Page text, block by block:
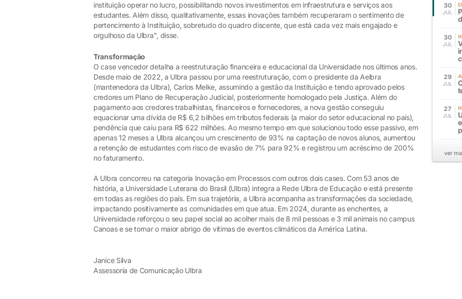
instituição operar no lucro, possibilitando novos investimentos em infraestrutura e serviços aos
estudantes. Além disso, qualitativamente, essas inovações também recuperaram o sentimento de
pertencimento à Instituição, sobretudo do quadro discente, que está cada vez mais engajado e
orgulhoso da Ulbra", disse.
Transformação
O case vencedor detalha a reestruturação financeira e educacional da Universidade nos últimos anos.
Desde maio de 2022, a Ulbra passou por uma reestruturação, com o presidente da Aelbra
(mantenedora da Ulbra), Carlos Melke, assumindo a gestão da Instituição e tendo aprovado pelos
credores um Plano de Recuperação Judicial, posteriormente homologado pela Justiça. Além do
pagamento aos credores trabalhistas, financeiros e fornecedores, a nova gestão conseguiu
equacionar uma dívida de R$ 6,2 bilhões em tributos federais (a maior do setor educacional no país),
pendência que caiu para R$ 622 milhões. Ao mesmo tempo em que solucionou todo esse passivo, em
apenas 12 meses a Ulbra alcançou um crescimento de 93% na captação de novos alunos, aumentou
a retenção de estudantes com risco de evasão de 7% para 92% e registrou um acréscimo de 200%
no faturamento.
A Ulbra concorreu na categoria Inovação em Processos com outros dois cases. Com 53 anos de
história, a Universidade Luterana do Brasil (Ulbra) integra a Rede Ulbra de Educação e está presente
em todas as regiões do país. Em sua trajetória, a Ulbra acompanha as transformações da sociedade,
impactando positivamente as comunidades em que atua. Em 2024, durante as enchentes, a
Universidade reforçou o seu papel social ao acolher mais de 8 mil pessoas e 3 mil animais no campus
Canoas e se tornar o maior abrigo de vítimas de eventos climáticos da América Latina.
Janice Silva
Assessoria de Comunicação Ulbra
30
JUL
30
JUL
29
JUL
27
JUL
ver